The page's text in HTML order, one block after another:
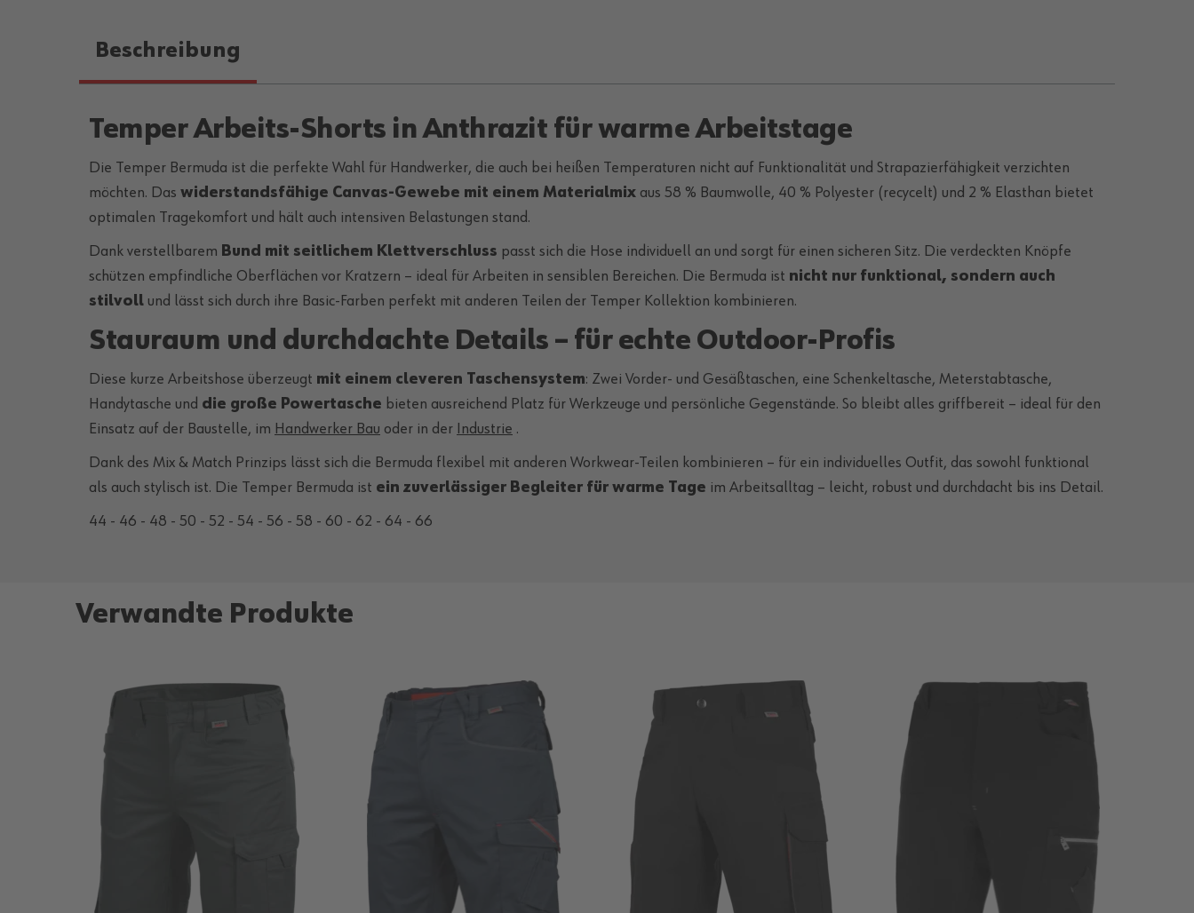
Beschreibung
Temper Arbeits-Shorts in Anthrazit für warme Arbeitstage
Die Temper Bermuda ist die perfekte Wahl für Handwerker, die auch bei heißen Temperaturen nicht auf Funktionalität und Strapazierfähigkeit verzichten
möchten. Das widerstandsfähige Canvas-Gewebe mit einem Materialmix aus 58 % Baumwolle, 40 % Polyester (recycelt) und 2 % Elasthan bietet
optimalen Tragekomfort und hält auch intensiven Belastungen stand.
Dank verstellbarem Bund mit seitlichem Klettverschluss passt sich die Hose individuell an und sorgt für einen sicheren Sitz. Die verdeckten Knöpfe
schützen empfindliche Oberflächen vor Kratzern – ideal für Arbeiten in sensiblen Bereichen. Die Bermuda ist nicht nur funktional, sondern auch
stilvoll und lässt sich durch ihre Basic-Farben perfekt mit anderen Teilen der Temper Kollektion kombinieren.
Stauraum und durchdachte Details – für echte Outdoor-Profis
Diese kurze Arbeitshose überzeugt mit einem cleveren Taschensystem: Zwei Vorder- und Gesäßtaschen, eine Schenkeltasche, Meterstabtasche,
Handytasche und die große Powertasche bieten ausreichend Platz für Werkzeuge und persönliche Gegenstände. So bleibt alles griffbereit – ideal für den
Einsatz auf der Baustelle, im Handwerker Bau oder in der Industrie .
Dank des Mix & Match Prinzips lässt sich die Bermuda flexibel mit anderen Workwear-Teilen kombinieren – für ein individuelles Outfit, das sowohl funktional
als auch stylisch ist. Die Temper Bermuda ist ein zuverlässiger Begleiter für warme Tage im Arbeitsalltag – leicht, robust und durchdacht bis ins Detail.
44 - 46 - 48 - 50 - 52 - 54 - 56 - 58 - 60 - 62 - 64 - 66
Verwandte Produkte